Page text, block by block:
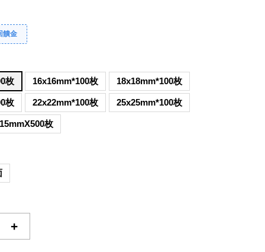
饋金
枚 16x16mm*100枚 18x18mm*100枚
枚 22x22mm*100枚 25x25mm*100枚
枚
+